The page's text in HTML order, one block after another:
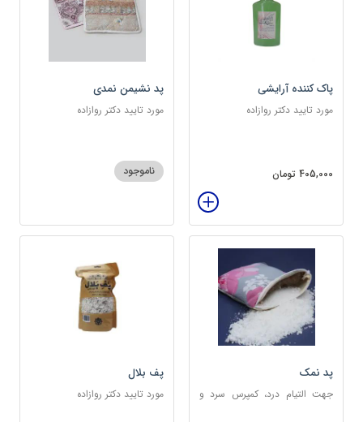
پاک کننده آرایشی
مورد تایید دکتر روازاده
405,000 تومان
پد نشیمن نمدی
مورد تایید دکتر روازاده
ناموجود
پد نمک
جهت التیام درد، کمپرس سرد و
پف بلال
مورد تایید دکتر روازاده